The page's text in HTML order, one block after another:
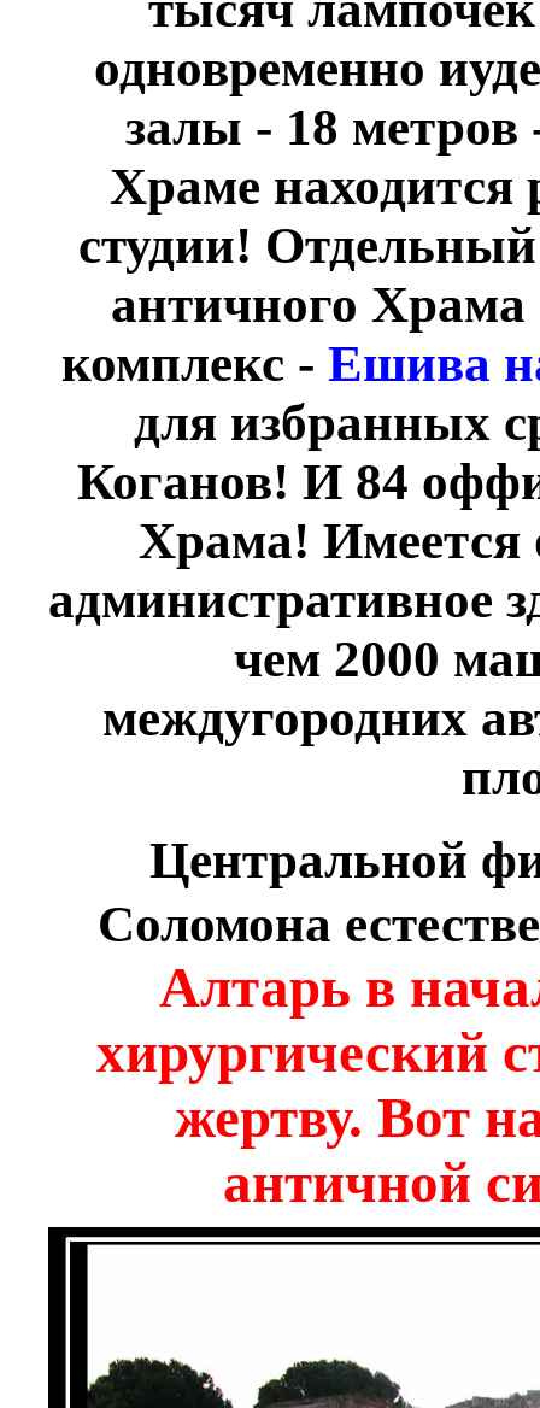
одновременно
залы - 18
Храме находится
студии!
античного
комплекс - Ешива
для избранных
Коганов! И 84
Храма! Имеется
административное
чем 2000
междугородних
Центральной
Соломона
Алтарь в
хирургический
жертву. Вот
античной